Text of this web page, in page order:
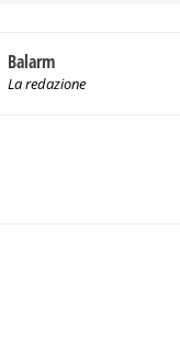
Balarm
La redazione